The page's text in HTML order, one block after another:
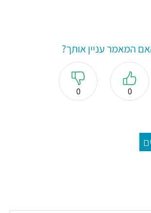
המאמר עניין אותך?
0
0